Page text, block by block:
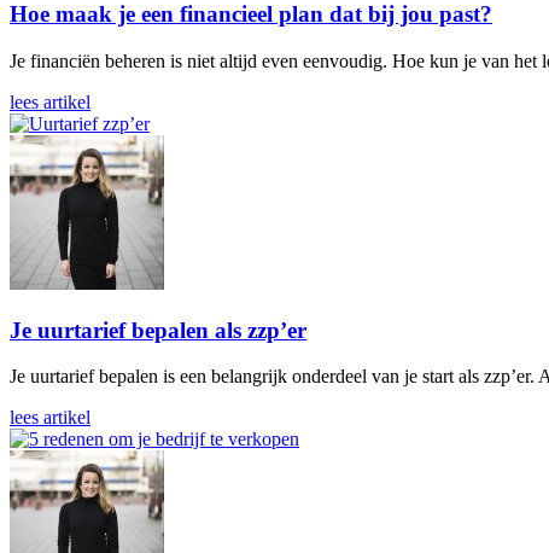
Hoe maak je een financieel plan dat bij jou past?
Je financiën beheren is niet altijd even eenvoudig. Hoe kun je van
lees artikel
Je uurtarief bepalen als zzp’er
Je uurtarief bepalen is een belangrijk onderdeel van je start als
lees artikel